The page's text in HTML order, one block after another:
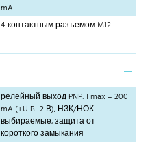
mA
4-контактным разъемом M12
релейный выход PNP: I max = 200
mA (+U B -2 В), НЗК/НОК
выбираемые, защита от
короткого замыкания